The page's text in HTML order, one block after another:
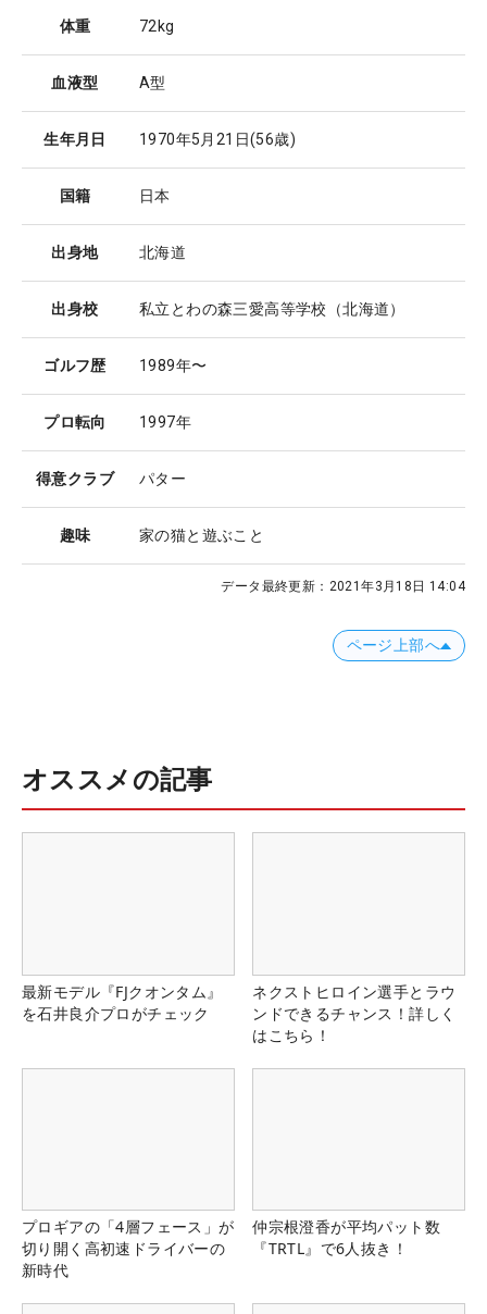
体重 72kg
血液型 A型
生年月日 1970年5月21日(56歳)
国籍 日本
出身地 北海道
出身校 私立とわの森三愛高等学校（北海道）
ゴルフ歴 1989年〜
プロ転向 1997年
得意クラブ パター
趣味 家の猫と遊ぶこと
データ最終更新： 2021年3月18日 14:04
ページ上部へ
オススメの記事
最新モデル『FJクオンタム』
を石井良介プロがチェック
ネクストヒロイン選手とラウ
ンドできるチャンス！詳しく
はこちら！
プロギアの「4層フェース」が
切り開く高初速ドライバーの
新時代
仲宗根澄香が平均パット数
『TRTL』で6人抜き！